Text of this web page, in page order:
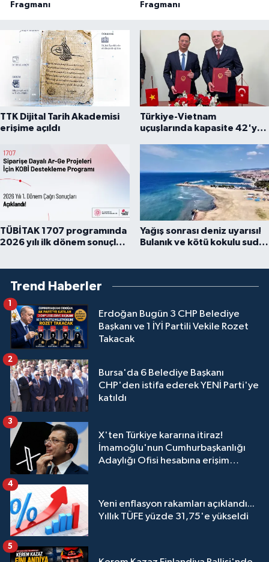
Fragmanı
Fragmanı
TTK Dijital Tarih Akademisi
erişime açıldı
Türkiye-Vietnam
uçuşlarında kapasite 42'ye
TÜBİTAK 1707 programında
2026 yılı ilk dönem sonuçları
Yağış sonrası deniz uyarısı!
Bulanık ve kötü kokulu suda
Trend Haberler
Erdoğan Bugün 3 CHP Belediye
Başkanı ve 1 İYİ Partili Vekile Rozet
Takacak
1
Bursa'da 6 Belediye Başkanı
CHP'den istifa ederek YENİ Parti'ye
katıldı
2
X'ten Türkiye kararına itiraz!
İmamoğlu'nun Cumhurbaşkanlığı
Adaylığı Ofisi hesabına erişim
3
Yeni enflasyon rakamları açıklandı...
Yıllık TÜFE yüzde 31,75'e yükseldi
4
5